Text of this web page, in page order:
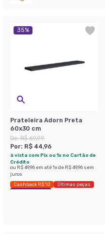
35%
Prateleira Adorn Preta
60x30 cm
De:R$ 69,99
Por: R$ 44,96
à vista com Pix ou 1x no Cartão de
Crédito
ou R$ 49,96 em até1x de R$ 49,96 sem
juros
Cashback R$ 10
Últimas peças
Economize 35%